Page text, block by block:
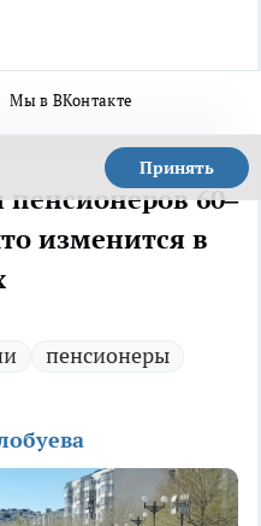
Мы в ВКонтакте
Принять
60–
изменится в
пенсионеры